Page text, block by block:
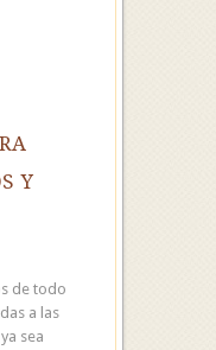
y
de todo
a las
sea